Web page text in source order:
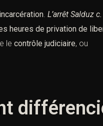
. L’arrêt Salduz c.
heures de privation de
le contrôle judiciaire, ou